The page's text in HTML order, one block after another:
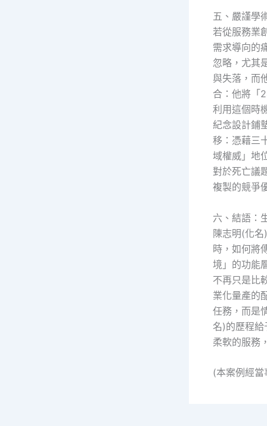
五、嚴謹學
若從服務業
需求導向的
忽略，尤其
與失落，而
合：他將「
利用這個時
紀念設計鋪
移：憑藉三
域權威」地
對於死亡議
複製的競爭
六、結語：
陳志明(化
時，如何將
境」的功能
不再只是比
業化量產的
任務，而是
名)的歷程給
柔軟的服務
(本案例經